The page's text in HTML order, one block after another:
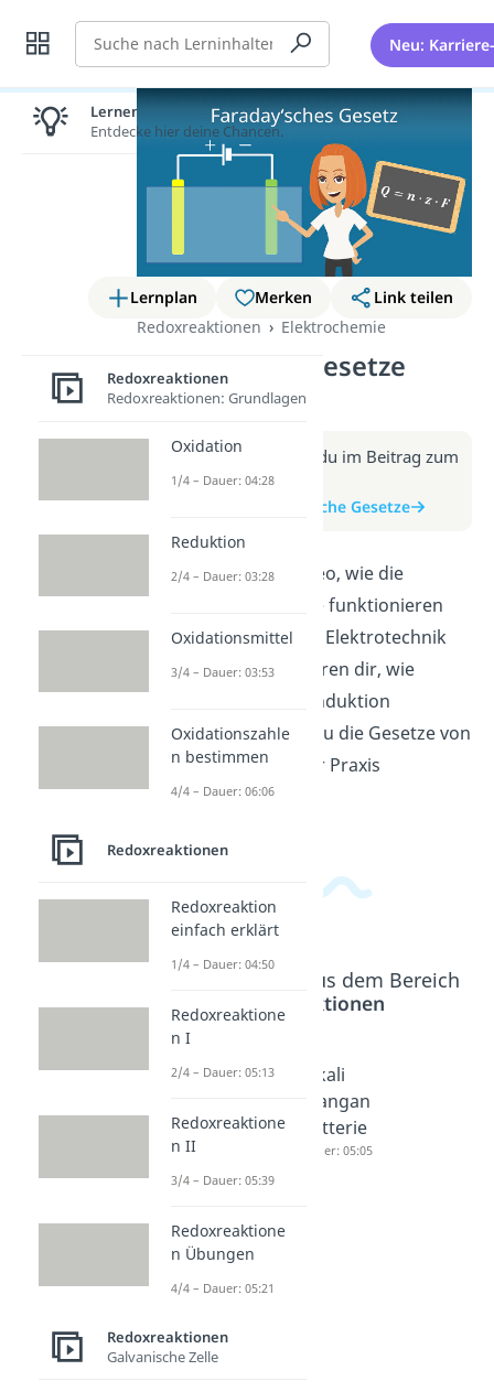
Suche Neu:
Lernplan Merken
Link teilen
Redoxreaktionen
Elektrochemie
Faradaysche Gesetze
(Video)
Weitere Infos erhältst du im Beitrag zum
Video
zum Beitrag: Faradaysche Gesetze
Erfahre in diesem Video, wie die
Faradayschen Gesetze funktionieren
und warum sie für die Elektrotechnik
wichtig sind. Wir erklären dir, wie
elektromagnetische Induktion
funktioniert und wie du die Gesetze von
Michael Faraday in der Praxis
anwenden kannst.
Beliebte Inhalte aus dem Bereich
Redoxreaktionen
Zink-Luft-
Dauer: 04:16
Lithium
Akku
Alkali
Mangan
Batterie
Dauer: 05:05
Lernen lohnt sich!
Entdecke hier deine Chancen.
Redoxreaktionen
Redoxreaktionen: Grundlagen
Oxidation
1/4 – Dauer: 04:28
Reduktion
2/4 – Dauer: 03:28
Oxidationsmittel
3/4 – Dauer: 03:53
Oxidationszahle
n bestimmen
4/4 – Dauer: 06:06
Redoxreaktionen
Redoxreaktion
einfach erklärt
1/4 – Dauer: 04:50
Redoxreaktione
n I
2/4 – Dauer: 05:13
Redoxreaktione
n II
3/4 – Dauer: 05:39
Redoxreaktione
n Übungen
4/4 – Dauer: 05:21
Redoxreaktionen
Galvanische Zelle